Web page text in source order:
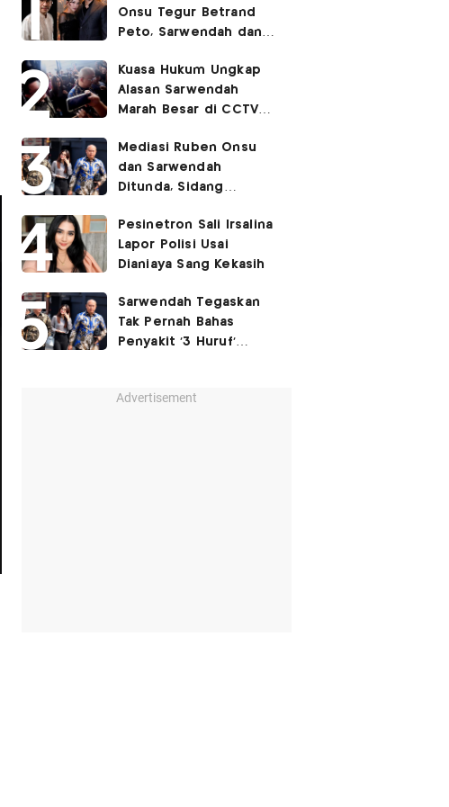
Onsu Tegur Betrand
Peto, Sarwendah dan
Kemesraan
Kuasa Hukum Ungkap
Alasan Sarwendah
Marah Besar di CCTV
Kecewa Mendalam
Mediasi Ruben Onsu
dan Sarwendah
Ditunda, Sidang
Pesinetron Sali Irsalina
Lapor Polisi Usai
Dianiaya Sang Kekasih
Sarwendah Tegaskan
Tak Pernah Bahas
Penyakit '3 Huruf'
Advertisement